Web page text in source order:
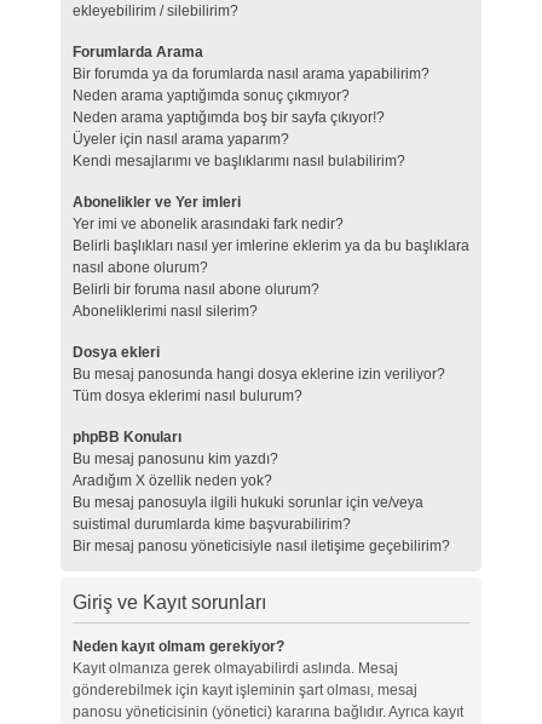
ekleyebilirim / silebilirim?
Forumlarda Arama
Bir forumda ya da forumlarda nasıl arama yapabilirim?
Neden arama yaptığımda sonuç çıkmıyor?
Neden arama yaptığımda boş bir sayfa çıkıyor!?
Üyeler için nasıl arama yaparım?
Kendi mesajlarımı ve başlıklarımı nasıl bulabilirim?
Abonelikler ve Yer imleri
Yer imi ve abonelik arasındaki fark nedir?
Belirli başlıkları nasıl yer imlerine eklerim ya da bu başlıklara
nasıl abone olurum?
Belirli bir foruma nasıl abone olurum?
Aboneliklerimi nasıl silerim?
Dosya ekleri
Bu mesaj panosunda hangi dosya eklerine izin veriliyor?
Tüm dosya eklerimi nasıl bulurum?
phpBB Konuları
Bu mesaj panosunu kim yazdı?
Aradığım X özellik neden yok?
Bu mesaj panosuyla ilgili hukuki sorunlar için ve/veya
suistimal durumlarda kime başvurabilirim?
Bir mesaj panosu yöneticisiyle nasıl iletişime geçebilirim?
Giriş ve Kayıt sorunları
Neden kayıt olmam gerekiyor?
Kayıt olmanıza gerek olmayabilirdi aslında. Mesaj
gönderebilmek için kayıt işleminin şart olması, mesaj
panosu yöneticisinin (yönetici) kararına bağlıdır. Ayrıca kayıt